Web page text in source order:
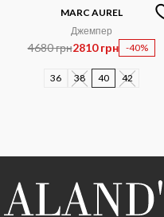
MARC AUREL
Джемпер
4680 грн2810 грн -40%
36 38 40 42